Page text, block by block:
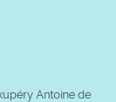
Antoine de